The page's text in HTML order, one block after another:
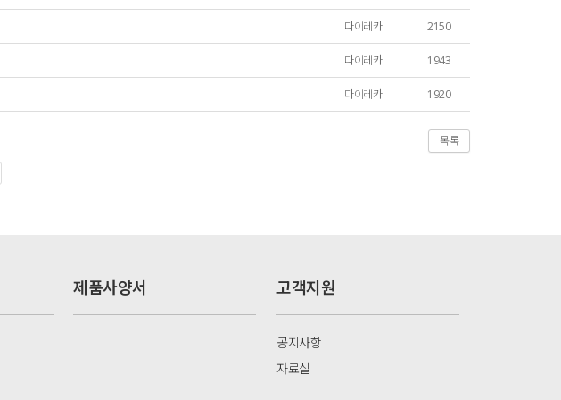
다이레카 2150
다이레카 1943
다이레카 1920
목록
제품사양서 고객지원
공지사항
자료실